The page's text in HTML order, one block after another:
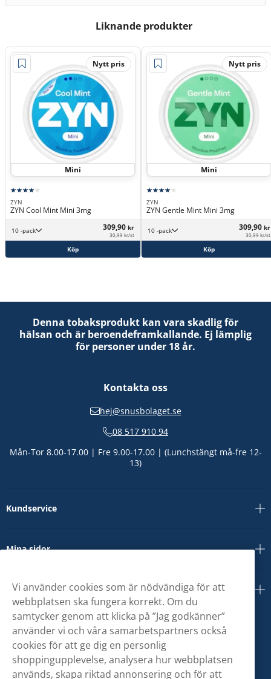
Liknande produkter
Nytt pris
Mini
ZYN
ZYN Cool Mint Mini 3mg
10 -pack 309,90 kr
30,99 kr/st
Köp
Nytt pris
Mini
ZYN
ZYN Gentle Mint Mini 3mg
10 -pack 309,90 kr
30,99 kr/st
Köp
Denna tobaksprodukt kan vara skadlig för
hälsan och är beroendeframkallande. Ej lämplig
för personer under 18 år.
Kontakta oss
hej@snusbolaget.se
08 517 910 94
Mån-Tor 8.00-17.00 | Fre 9.00-17.00 | (Lunchstängt må-fre 12-
13)
Kundservice
Mina sidor
Om oss
Vi använder cookies som är nödvändiga för att
webbplatsen ska fungera korrekt. Om du
samtycker genom att klicka på ”Jag godkänner”
använder vi och våra samarbetspartners också
cookies för att ge dig en personlig
shoppingupplevelse, analysera hur webbplatsen
används, skapa riktad annonsering och för att